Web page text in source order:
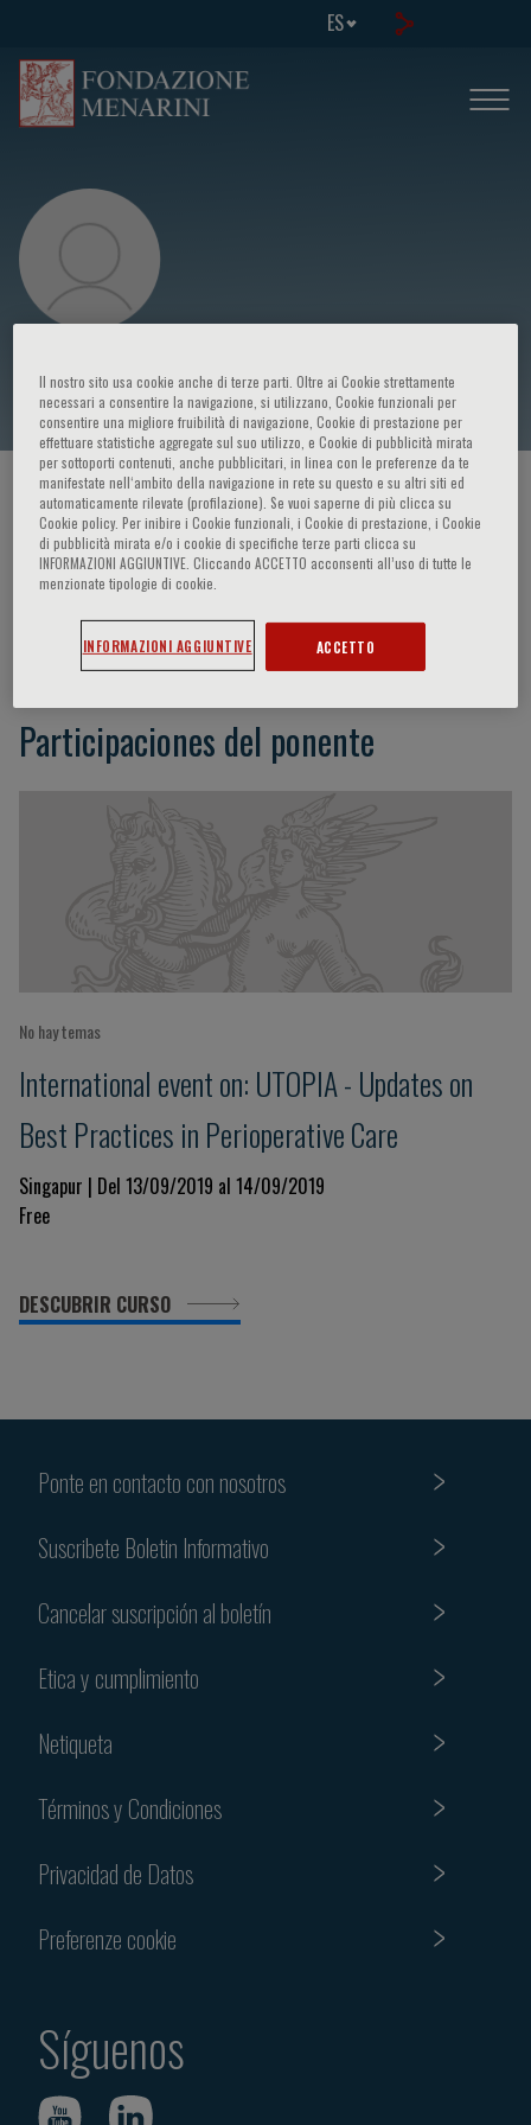
ES
Sook Muay Tay
HOME PAGE / CURSOS Y EVENTOS / ORADOR
Sook Muay Tay
Participaciones del ponente
No hay temas
International event on: UTOPIA - Updates on
Best Practices in Perioperative Care
Singapur | Del 13/09/2019 al 14/09/2019
Free
DESCUBRIR CURSO
Ponte en contacto con nosotros
Suscribete Boletin Informativo
Cancelar suscripción al boletín
Etica y cumplimiento
Netiqueta
Términos y Condiciones
Privacidad de Datos
Preferenze cookie
Síguenos
Il nostro sito usa cookie anche di terze parti. Oltre ai Cookie strettamente
necessari a consentire la navigazione, si utilizzano, Cookie funzionali per
consentire una migliore fruibilità di navigazione, Cookie di prestazione per
effettuare statistiche aggregate sul suo utilizzo, e Cookie di pubblicità mirata
per sottoporti contenuti, anche pubblicitari, in linea con le preferenze da te
manifestate nell‘ambito della navigazione in rete su questo e su altri siti ed
automaticamente rilevate (profilazione). Se vuoi saperne di più clicca su
Cookie policy. Per inibire i Cookie funzionali, i Cookie di prestazione, i Cookie
di pubblicità mirata e/o i cookie di specifiche terze parti clicca su
INFORMAZIONI AGGIUNTIVE. Cliccando ACCETTO acconsenti all’uso di tutte le
menzionate tipologie di cookie.
INFORMAZIONI AGGIUNTIVE ACCETTO